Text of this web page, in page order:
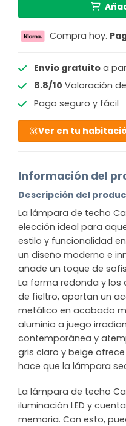
Compra hoy.
Envío gratuitoa
8.8/10 Valoración
Pago seguro y fácil
Ver en tu
Información del
Descripción del
La lámpara de techo
elección ideal para
estilo y funcionalidad
un diseño moderno e
añade un toque de
La forma redonda y los
de fieltro, aportan un
metálico en acabado
aluminio a juego
contemporánea y
gris claro y beige
hace que la lámpara
La lámpara de techo
iluminación LED y
memoria. Con esto,